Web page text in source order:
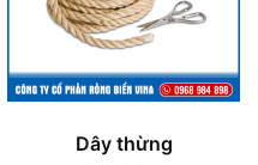
Dây thừng